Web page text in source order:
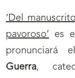
‘Del
pavoroso’ es
pronunciará el
Guerra,